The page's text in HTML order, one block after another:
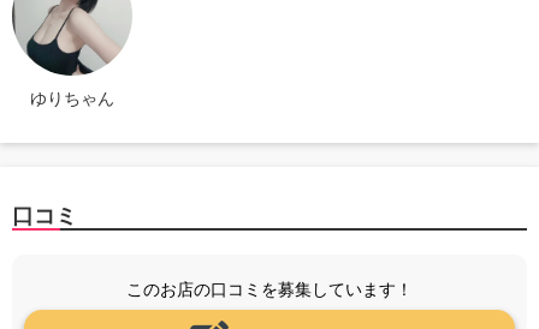
ゆりちゃん
口コミ
このお店の口コミを募集しています！